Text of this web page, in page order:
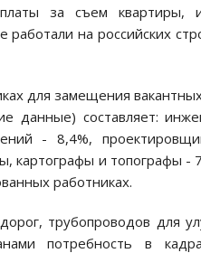
за съем квартиры,
на российских
для замещения
данные) составляет:
- 8,4%,
картографы и топографы -
работниках.
трубопроводов для
потребность в